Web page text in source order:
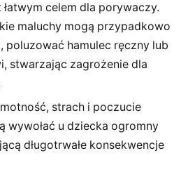
celem dla porywaczy.
maluchy mogą przypadkowo
poluzować hamulec ręczny lub
stwarzając zagrożenie dla
strach i poczucie
wywołać u dziecka ogromny
długotrwałe konsekwencje